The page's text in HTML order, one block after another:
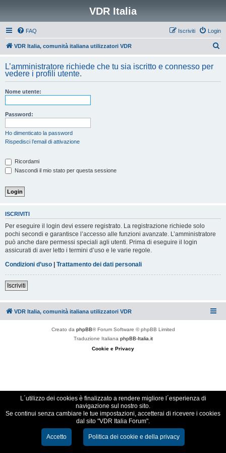
VDR Italia
FAQ Login
Iscriviti
VDR Italia, comunità italiana utilizzatori VDR
c
L’amministratore richiede che tu sia iscritto e connesso per
vedere i profili utente.
Nome utente:
Password:
Ho dimenticato la password
Rispedisci l’email di attivazione
Ricordami
Nascondi il mio stato per questa sessione
ISCRIVITI
Per eseguire il login devi essere registrato. La registrazione richiede solo
pochi secondi e garantisce l’accesso alle funzioni avanzate. L’amministratore
può anche dare permessi speciali agli utenti. Prima di eseguire il login
assicurati di aver letto i termini d’uso e le varie regole.
Condizioni d’uso | Trattamento dei dati personali
Iscriviti
VDR Italia, comunità italiana utilizzatori VDR
Creato da phpBB® Forum Software © phpBB Limited
Traduzione Italiana phpBB-Italia.it
Cookie e Privacy
L´utilizzo dei cookies è finalizzato a rendere migliore l´esperienza di
navigazione sul nostro sito.
Se continui senza cambiare le tue impostazioni, accetterai di ricevere i cookies
dal sito "VDR Italia Forum".
Accetto Politica dei cookie e della privacy